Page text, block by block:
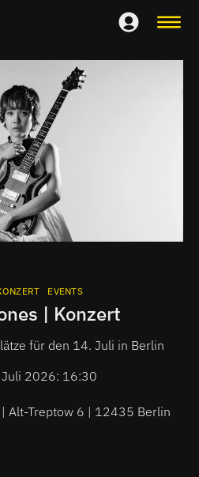
EVENTS
| Konzert
für den 14. Juli in Berlin
2026: 16:30
Alt-Treptow 6 | 12435 Berlin